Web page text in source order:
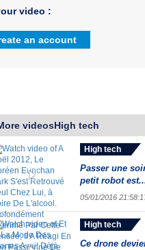
video :
an account
videosHigh tech
High tech
Passer une
petit robot
05/01/2016
High tech
Ce drone